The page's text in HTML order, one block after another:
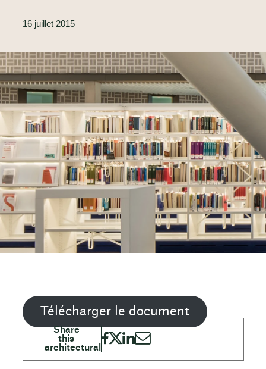
16 juillet 2015
Télécharger le document